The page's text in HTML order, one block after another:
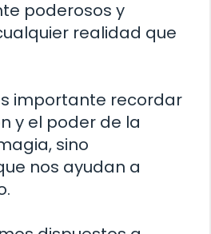
poderosos y
realidad que
importante recordar
y el poder de la
sino
nos ayudan a